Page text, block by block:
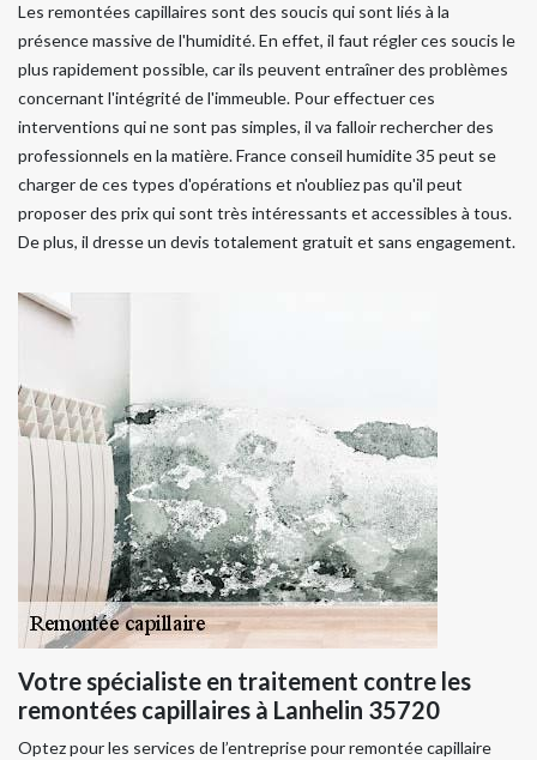
Les remontées capillaires sont des soucis qui sont liés à la
présence massive de l'humidité. En effet, il faut régler ces soucis le
plus rapidement possible, car ils peuvent entraîner des problèmes
concernant l'intégrité de l'immeuble. Pour effectuer ces
interventions qui ne sont pas simples, il va falloir rechercher des
professionnels en la matière. France conseil humidite 35 peut se
charger de ces types d'opérations et n'oubliez pas qu'il peut
proposer des prix qui sont très intéressants et accessibles à tous.
De plus, il dresse un devis totalement gratuit et sans engagement.
Votre spécialiste en traitement contre les
remontées capillaires à Lanhelin 35720
Optez pour les services de l’entreprise pour remontée capillaire